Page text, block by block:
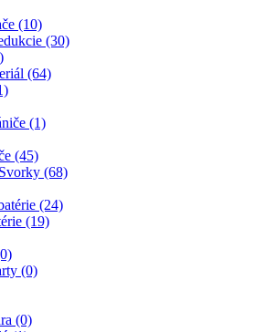
(10)
(30)
(64)
(1)
(45)
(68)
(24)
(19)
(0)
(0)